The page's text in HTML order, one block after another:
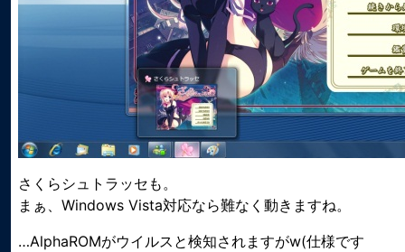
さくらシュトラッセも。
まぁ、Windows Vista対応なら難なく動きますね。
…AlphaROMがウイルスと検知されますがw(仕様です